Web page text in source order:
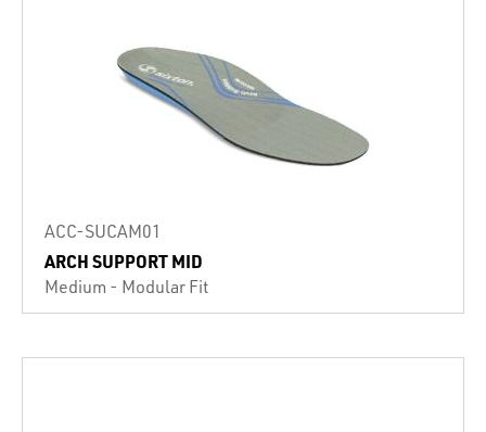
ACC-SUCAM01
ARCH SUPPORT MID
Medium - Modular Fit